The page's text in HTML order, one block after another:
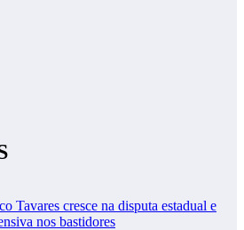
Tavares cresce na disputa estadual e
nos bastidores